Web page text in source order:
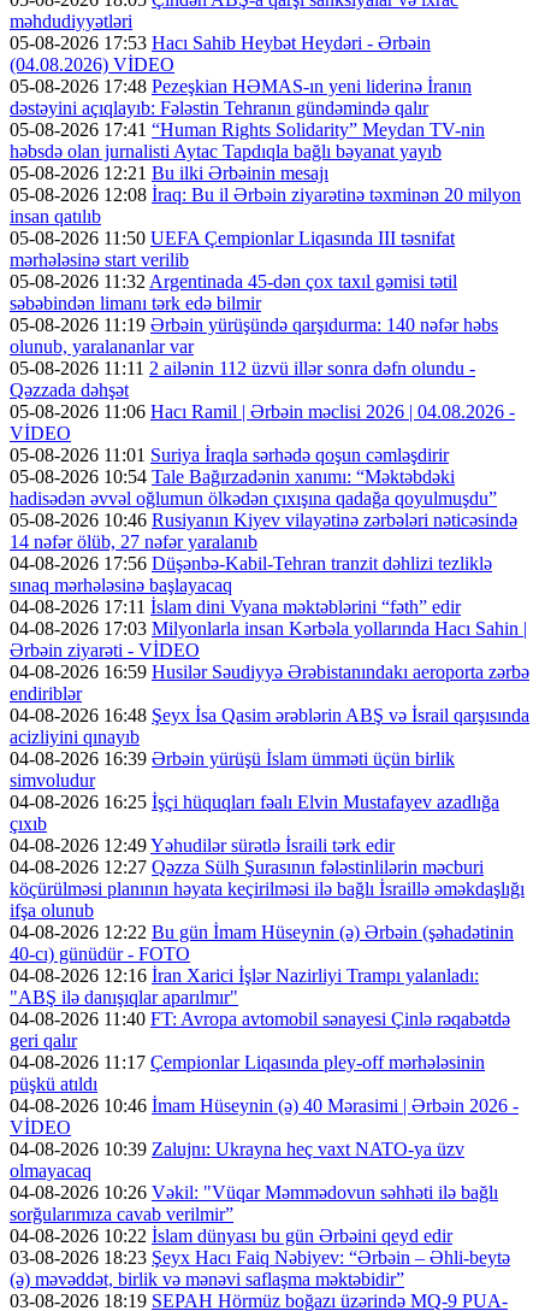
məhdudiyyətləri
05-08-2026 17:53 Hacı Sahib Heybət Heydəri - Ərbəin
(04.08.2026) VİDEO
05-08-2026 17:48 Pezeşkian HƏMAS-ın yeni liderinə İranın
dəstəyini açıqlayıb: Fələstin Tehranın gündəmində qalır
05-08-2026 17:41 “Human Rights Solidarity” Meydan TV-nin
həbsdə olan jurnalisti Aytac Tapdıqla bağlı bəyanat yayıb
05-08-2026 12:21 Bu ilki Ərbəinin mesajı
05-08-2026 12:08 İraq: Bu il Ərbəin ziyarətinə təxminən 20 milyon
insan qatılıb
05-08-2026 11:50 UEFA Çempionlar Liqasında III təsnifat
mərhələsinə start verilib
05-08-2026 11:32 Argentinada 45-dən çox taxıl gəmisi tətil
səbəbindən limanı tərk edə bilmir
05-08-2026 11:19 Ərbəin yürüşündə qarşıdurma: 140 nəfər həbs
olunub, yaralananlar var
05-08-2026 11:11 2 ailənin 112 üzvü illər sonra dəfn olundu -
Qəzzada dəhşət
05-08-2026 11:06 Hacı Ramil | Ərbəin məclisi 2026 | 04.08.2026 -
VİDEO
05-08-2026 11:01 Suriya İraqla sərhədə qoşun cəmləşdirir
05-08-2026 10:54 Tale Bağırzadənin xanımı: “Məktəbdəki
hadisədən əvvəl oğlumun ölkədən çıxışına qadağa qoyulmuşdu”
05-08-2026 10:46 Rusiyanın Kiyev vilayətinə zərbələri nəticəsində
14 nəfər ölüb, 27 nəfər yaralanıb
04-08-2026 17:56 Düşənbə-Kabil-Tehran tranzit dəhlizi tezliklə
sınaq mərhələsinə başlayacaq
04-08-2026 17:11 İslam dini Vyana məktəblərini “fəth” edir
04-08-2026 17:03 Milyonlarla insan Kərbəla yollarında Hacı Sahin |
Ərbəin ziyarəti - VİDEO
04-08-2026 16:59 Husilər Səudiyyə Ərəbistanındakı aeroporta zərbə
endiriblər
04-08-2026 16:48 Şeyx İsa Qasim ərəblərin ABŞ və İsrail qarşısında
acizliyini qınayıb
04-08-2026 16:39 Ərbəin yürüşü İslam ümməti üçün birlik
simvoludur
04-08-2026 16:25 İşçi hüquqları fəalı Elvin Mustafayev azadlığa
çıxıb
04-08-2026 12:49Yəhudilər sürətlə İsraili tərk edir
04-08-2026 12:27 Qəzza Sülh Şurasının fələstinlilərin məcburi
köçürülməsi planının həyata keçirilməsi ilə bağlı İsraillə əməkdaşlığı
ifşa olunub
04-08-2026 12:22 Bu gün İmam Hüseynin (ə) Ərbəin (şəhadətinin
40-cı) günüdür - FOTO
04-08-2026 12:16 İran Xarici İşlər Nazirliyi Trampı yalanladı:
"ABŞ ilə danışıqlar aparılmır"
04-08-2026 11:40 FT: Avropa avtomobil sənayesi Çinlə rəqabətdə
geri qalır
04-08-2026 11:17 Çempionlar Liqasında pley-off mərhələsinin
püşkü atıldı
04-08-2026 10:46 İmam Hüseynin (ə) 40 Mərasimi | Ərbəin 2026 -
VİDEO
04-08-2026 10:39 Zalujnı: Ukrayna heç vaxt NATO-ya üzv
olmayacaq
04-08-2026 10:26 Vəkil: "Vüqar Məmmədovun səhhəti ilə bağlı
sorğularımıza cavab verilmir”
04-08-2026 10:22 İslam dünyası bu gün Ərbəini qeyd edir
03-08-2026 18:23 Şeyx Hacı Faiq Nəbiyev: “Ərbəin – Əhli-beytə
(ə) məvəddət, birlik və mənəvi saflaşma məktəbidir”
03-08-2026 18:19 SEPAH Hörmüz boğazı üzərində MQ-9 PUA-